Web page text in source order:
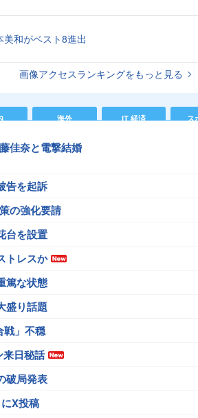
和がベスト8進出
画像アクセスランキングをもっと見る
海外 IT 経済 ス
佳奈と電撃結婚
告を起訴
の強化要請
台を設置
トレスか
篤な状態
盛り話題
戦」不穏
来日秘話
破局発表
X投稿